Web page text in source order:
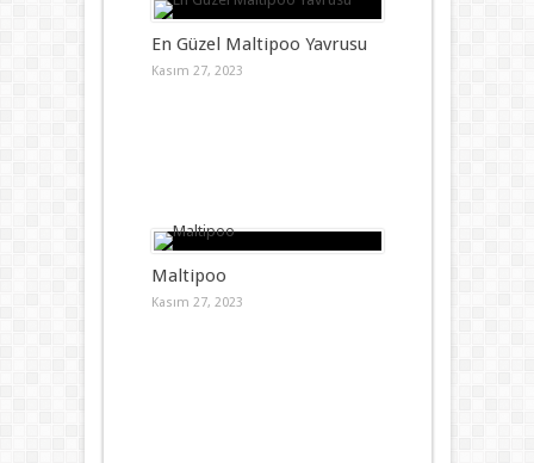
En Güzel Maltipoo Yavrusu
Kasım 27, 2023
Maltipoo
Kasım 27, 2023